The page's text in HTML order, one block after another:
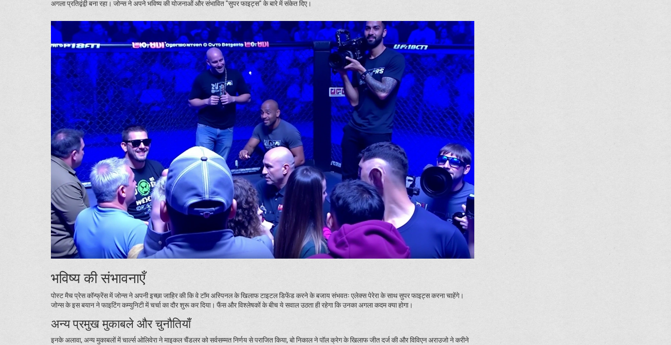
अगला प्रतिद्वंद्वी बना रहा। जोन्स ने अपने भविष्य की योजनाओं और संभावित "सुपर फाइट्स" के बारे में संकेत दिए।
भविष्य की संभावनाएँ
पोस्ट मैच प्रेस कॉन्फ्रेंस में जोन्स ने अपनी इच्छा जाहिर की कि वे टॉम अस्पिनल के खिलाफ टाइटल डिफेंड करने के बजाय संभवतः एलेक्स पेरेरा के साथ सुपर फाइट्स करना चाहेंगे।
जोन्स के इस बयान ने फाइटिंग कम्युनिटी में चर्चा का दौर शुरू कर दिया। फैंस और विश्लेषकों के बीच ये सवाल उठता ही रहेगा कि उनका अगला कदम क्या होगा।
अन्य प्रमुख मुकाबले और चुनौतियाँ
इनके अलावा, अन्य मुकाबलों में चार्ल्स ओलिवेरा ने माइकल चैंडलर को सर्वसम्मत निर्णय से पराजित किया, बो निकाल ने पॉल क्रेग के खिलाफ जीत दर्ज की और विविएन अराउजो ने करीने